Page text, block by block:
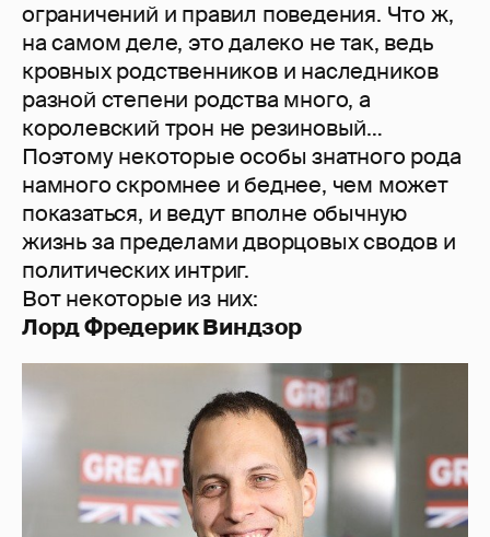
ограничений и правил поведения. Что ж,
на самом деле, это далеко не так, ведь
кровных родственников и наследников
разной степени родства много, а
королевский трон не резиновый…
Поэтому некоторые особы знатного рода
намного скромнее и беднее, чем может
показаться, и ведут вполне обычную
жизнь за пределами дворцовых сводов и
политических интриг.
Вот некоторые из них:
Лорд Фредерик Виндзор